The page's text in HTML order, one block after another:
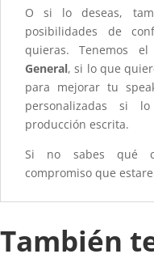
O si lo deseas,
posibilidades de
quieras. Tenemos el
General, si lo que
para mejorar tu
personalizadas si
producción escrita.
Si no sabes qué
compromiso que
También